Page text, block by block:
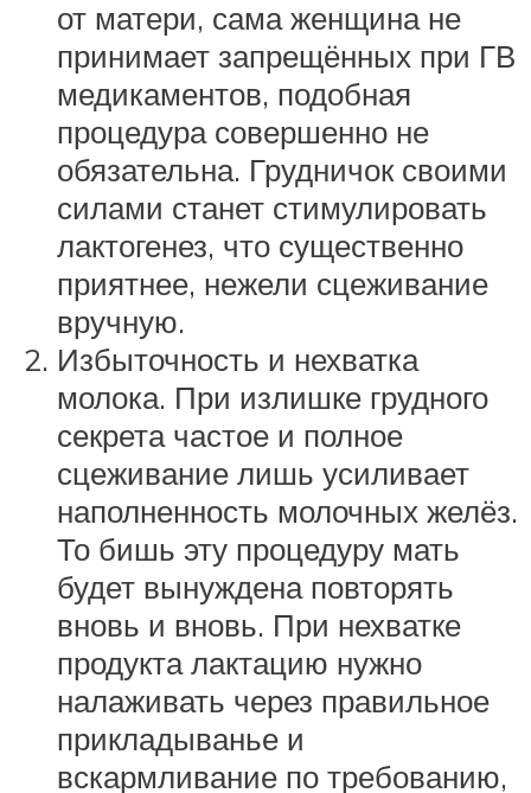
от матери, сама женщина не
принимает запрещённых при ГВ
медикаментов, подобная
процедура совершенно не
обязательна. Грудничок своими
силами станет стимулировать
лактогенез, что существенно
приятнее, нежели сцеживание
вручную.
Избыточность и нехватка
молока. При излишке грудного
секрета частое и полное
сцеживание лишь усиливает
наполненность молочных желёз.
То бишь эту процедуру мать
будет вынуждена повторять
вновь и вновь. При нехватке
продукта лактацию нужно
налаживать через правильное
прикладыванье и
вскармливание по требованию,